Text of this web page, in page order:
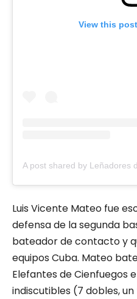
View this
Luis Vicente Mateo fue
defensa de la segunda
bateador de contacto y
equipos Cuba. Mateo
Elefantes de Cienfuegos
indiscutibles (7 dobles,